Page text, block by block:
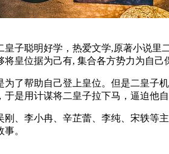
皇子聪明好学，热爱文学,原著小说
皇位据为己有, 集合各方势力为自
了帮助自己登上皇位。但是二皇
是用计谋将二皇子拉下马，逼迫他自
刚、李小冉、辛芷蕾、李纯、宋轶
。